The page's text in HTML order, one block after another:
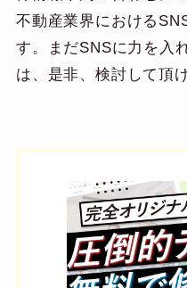
不動産業界における
す。まだSNSに力を入
は、是非、検討して頂